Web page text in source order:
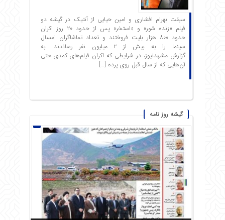
سبقت بهرام افشاری و امین حیایی از آنتیک در گیشه دو
فیلم «زنده شور» و «استخر» پس از حدود ۲۰ روز اکران
حدود ۸۰۰ هزار بلیت فروختند و تعداد تماشاگران امسال
سینما را به بیش از ۲ میلیون نفر رساندند. به
گزارش مشهدنیوز، در شرایطی که اکران فیلم‌های کمدی حتی
آن‌هایی که از سال قبل روی پرده […]
گیشه روز نامه